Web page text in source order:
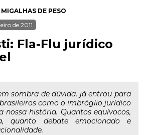
MIGALHAS DE PESO
de 2011
Fla-Flu jurídico
sombra de dúvida, já entrou para
como o imbróglio jurídico
nossa história. Quantos equívocos,
quanto debate emocionado e